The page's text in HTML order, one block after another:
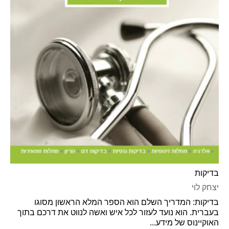
בדיקות
יצחק לוי
בדיקות: המדריך השלם הוא הספר המלא הראשון מסוגו
בעברית. הוא נועד לעזור לכל איש ואשה לנווט את דרכם בתוך
האוקיינוס של מידע...